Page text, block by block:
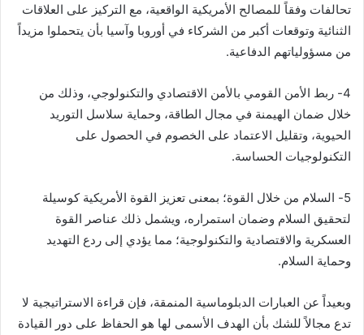
تحالفات وفقاً للمصالح الأمريكية الواقعية، مع التركيز على العلاقات
الثنائية وتوقعات أكبر من الشركاء في أوروبا وآسيا بأن يتحملوا مزيداً
من مسؤولياتهم الدفاعية.
4- ربط الأمن القومي بالأمن الاقتصادي والتكنولوجي، وذلك من
خلال ضمان الهيمنة في مجال الطاقة، وحماية سلاسل التوريد
الحيوية، وتقليل الاعتماد على الخصوم في الحصول على
التكنولوجيات الحساسة.
5- السلام من خلال القوة؛ بمعنى تعزيز القوة الأمريكية كوسيلة
لتحقيق السلام وضمان استمراره، ويشمل ذلك عناصر القوة
العسكرية والاقتصادية والتكنولوجية؛ مما يؤدي إلى ردع التهديد
وحماية السلام.
وبعيداً عن العبارات الدبلوماسية المنمقة، فإن قراءة الاستراتيجية لا
تدع مجالاً للشك بأن الهدف الأسمى لها هو الحفاظ على دور القيادة